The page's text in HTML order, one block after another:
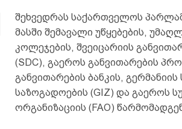
შეხვედრას საქართველოს
მასში შემავალი უწყებების,
კოლეჯების, შვეიცარიის
(SDC), გაეროს განვითარების
განვითარების ბანკის,
საზოგადოების (GIZ) და გაეროს
ორგანიზაციის (FAO)